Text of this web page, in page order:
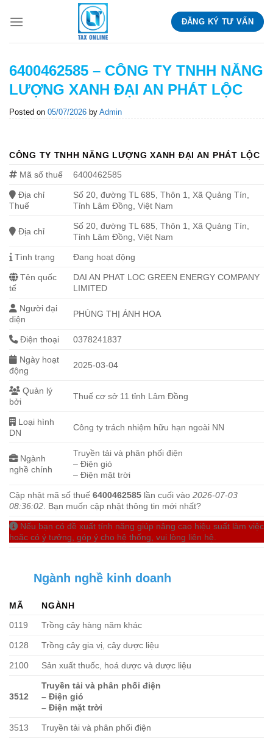
ĐĂNG KÝ TƯ VẤN
6400462585 – CÔNG TY TNHH NĂNG
LƯỢNG XANH ĐẠI AN PHÁT LỘC
Posted on 05/07/2026 by Admin
CÔNG TY TNHH NĂNG LƯỢNG XANH ĐẠI AN PHÁT LỘC
Mã số thuế
6400462585
Địa chỉ
Thuế
Số 20, đường TL 685, Thôn 1, Xã Quảng Tín,
Tỉnh Lâm Đồng, Việt Nam
Địa chỉ
Số 20, đường TL 685, Thôn 1, Xã Quảng Tín,
Tỉnh Lâm Đồng, Việt Nam
Tình trạng Đang hoạt động
Tên quốc
tế
DAI AN PHAT LOC GREEN ENERGY COMPANY
LIMITED
Người đại
diện
PHÙNG THỊ ÁNH HOA
Điện thoại 0378241837
Ngày hoạt
động
2025-03-04
Quản lý
bởi
Thuế cơ sở 11 tỉnh Lâm Đồng
Loại hình
DN
Công ty trách nhiệm hữu hạn ngoài NN
Ngành
nghề chính
Truyền tải và phân phối điện
– Điện gió
– Điện mặt trời
Cập nhật mã số thuế 6400462585 lần cuối vào 2026-07-03
08:36:02 . Bạn muốn cập nhật thông tin mới nhất?
Nếu bạn có đề xuất tính năng giúp nâng cao hiệu suất làm việc
hoặc có ý tưởng, góp ý cho hệ thống, vui lòng liên hệ.
Ngành nghề kinh doanh
MÃ
NGÀNH
0119
Trồng cây hàng năm khác
0128 Trồng cây gia vị, cây dược liệu
2100 Sản xuất thuốc, hoá dược và dược liệu
3512
Truyền tải và phân phối điện
– Điện gió
– Điện mặt trời
3513 Truyền tải và phân phối điện